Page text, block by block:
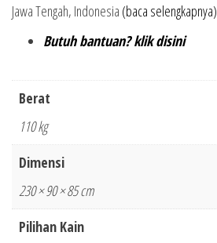
Jawa Tengah, Indonesia (baca selengkapnya)
Butuh bantuan? klik disini
Berat
110 kg
Dimensi
230 × 90 × 85 cm
Pilihan Kain